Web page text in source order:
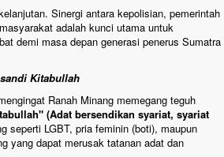
Sinergi antara kepolisian, pemerintah
adalah kunci utama untuk
demi masa depan generasi penerus Sumatra
Kitabullah
Ranah Minang memegang teguh
(Adat bersendikan syariat, syariat
seperti LGBT, pria feminin (boti), maupun
yang dapat merusak tatanan adat dan